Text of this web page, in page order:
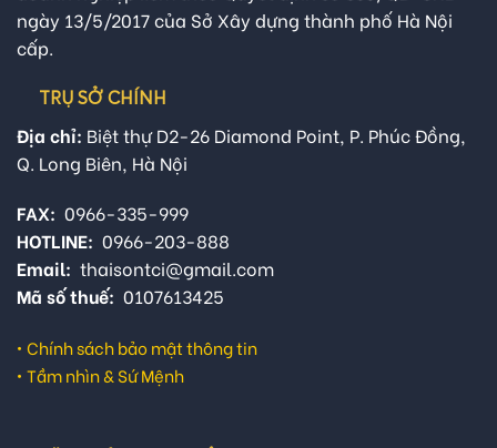
ngày 13/5/2017 của Sở Xây dựng thành phố Hà Nội
cấp.
TRỤ SỞ CHÍNH
Địa chỉ: Biệt thự D2-26 Diamond Point, P. Phúc Đồng,
Q. Long Biên, Hà Nội
FAX: 0966-335-999
HOTLINE: 0966-203-888
Email: thaisontci@gmail.com
Mã số thuế: 0107613425
• Chính sách bảo mật thông tin
• Tầm nhìn & Sứ Mệnh